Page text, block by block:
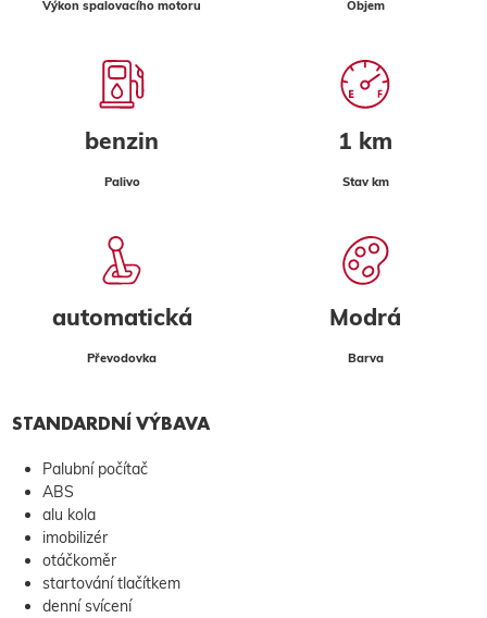
Výkon spalovacího motoru Objem
benzin
Palivo
1 km
Stav km
automatická
Převodovka
Modrá
Barva
STANDARDNÍ VÝBAVA
Palubní počítač
ABS
alu kola
imobilizér
otáčkoměr
startování tlačítkem
denní svícení